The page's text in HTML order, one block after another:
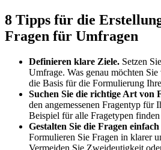
8 Tipps für die
Fragen für Umfragen
Definieren klare Ziele. Setzen
Umfrage. Was genau möchten
die Basis für die Formulierung
Suchen Sie die richtige Art von
den angemessenen Fragentyp für
Beispiel für alle Fragetypen finden
Gestalten Sie die Fragen
Formulieren Sie Fragen in klarer
Vermeiden Sie Zweideutigkeit